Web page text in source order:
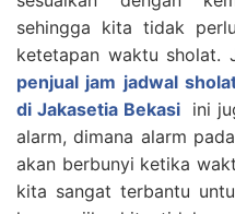
sehingga kita tidak
ketetapan waktu sholat.
penjual jam jadwal
di Jakasetia Bekasiini
alarm, dimana alarm
akan berbunyi ketika
kita sangat terbantu